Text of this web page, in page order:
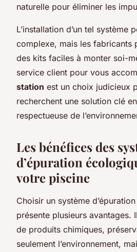
naturelle pour éliminer les
L’installation d’un tel système
complexe, mais les fabricants
des kits faciles à monter soi-
service client pour vous
station est un choix judicieux
recherchent une solution clé
respectueuse de
Les bénéfices des
d’épuration
votre piscine
Choisir un système d’épuration
présente plusieurs avantages.
de produits chimiques,
seulement l’environnement,